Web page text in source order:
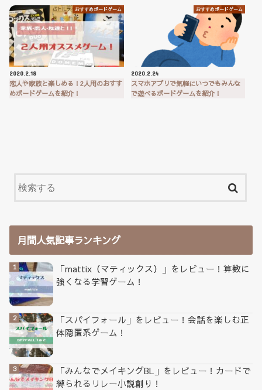
おすすめボードゲーム
2020.2.18
恋人や家族と楽しめる！2人用のおすす
めボードゲームを紹介！
おすすめボードゲーム
2020.2.24
スマホアプリで気軽にいつでもみんな
で遊べるボードゲームを紹介！
月間人気記事ランキング
「mattix（マティックス）」をレビュー！算数に
強くなる学習ゲーム！
「スパイフォール」をレビュー！会話を楽しむ正
体隠匿系ゲーム！
「みんなでメイキングBL」をレビュー！カードで
縛られるリレー小説創り！